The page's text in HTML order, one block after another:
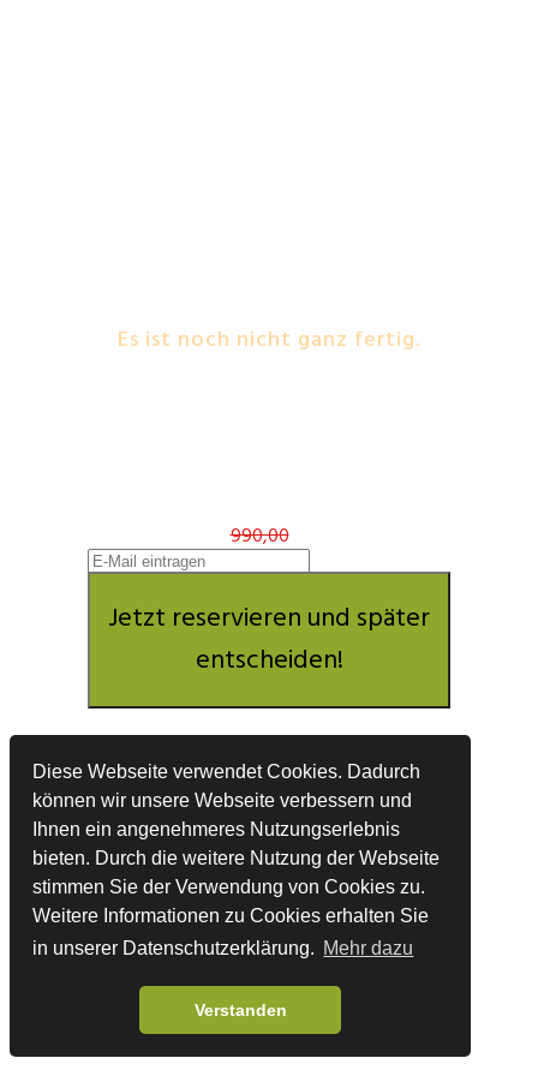
Diese Webseite verwendet Cookies. Dadurch
können wir unsere Webseite verbessern und
Ihnen ein angenehmeres Nutzungserlebnis
bieten. Durch die weitere Nutzung der Webseite
stimmen Sie der Verwendung von Cookies zu.
Weitere Informationen zu Cookies erhalten Sie
in unserer Datenschutzerklärung. Mehr dazu
Verstanden
Es ist noch nicht ganz fertig.
Dateien für990,00249 € netto!
Jetzt reservieren und später
entscheiden!
Du sicherst Dir damit den Sonderpreis und
wirst umgehend informiert,
sobald das Aktions-Angebot in den nächsten
Wochen verfügbar ist.